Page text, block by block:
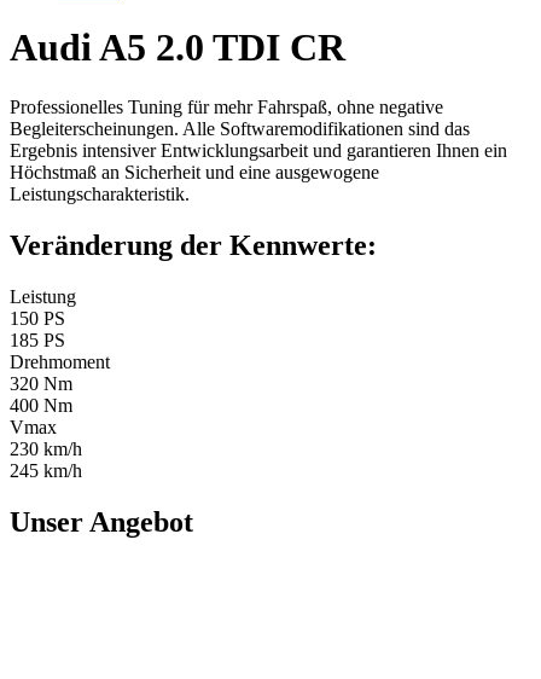
Audi A5 2.0 TDI CR
Professionelles Tuning für mehr Fahrspaß, ohne negative
Begleiterscheinungen. Alle Softwaremodifikationen sind das
Ergebnis intensiver Entwicklungsarbeit und garantieren Ihnen ein
Höchstmaß an Sicherheit und eine ausgewogene
Leistungscharakteristik.
Veränderung der Kennwerte:
Leistung
150 PS
185 PS
Drehmoment
320 Nm
400 Nm
Vmax
230 km/h
245 km/h
Unser Angebot